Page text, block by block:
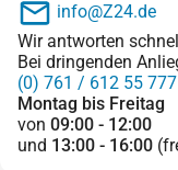
info@Z24.de
Wir antworten
Bei dringenden
(0) 761 / 612 55 777
Montag bis Freitag
von 09:00 - 12:00
und 13:00 - 16:00